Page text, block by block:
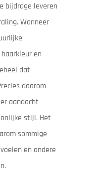
bijdrage leveren
Wanneer
en
dat
daarom
aandacht
stijl. Het
sommige
en andere